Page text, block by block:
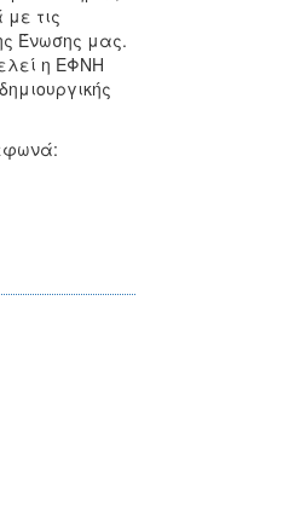
τις
Ένωσης μας.
η ΕΦΝΗ